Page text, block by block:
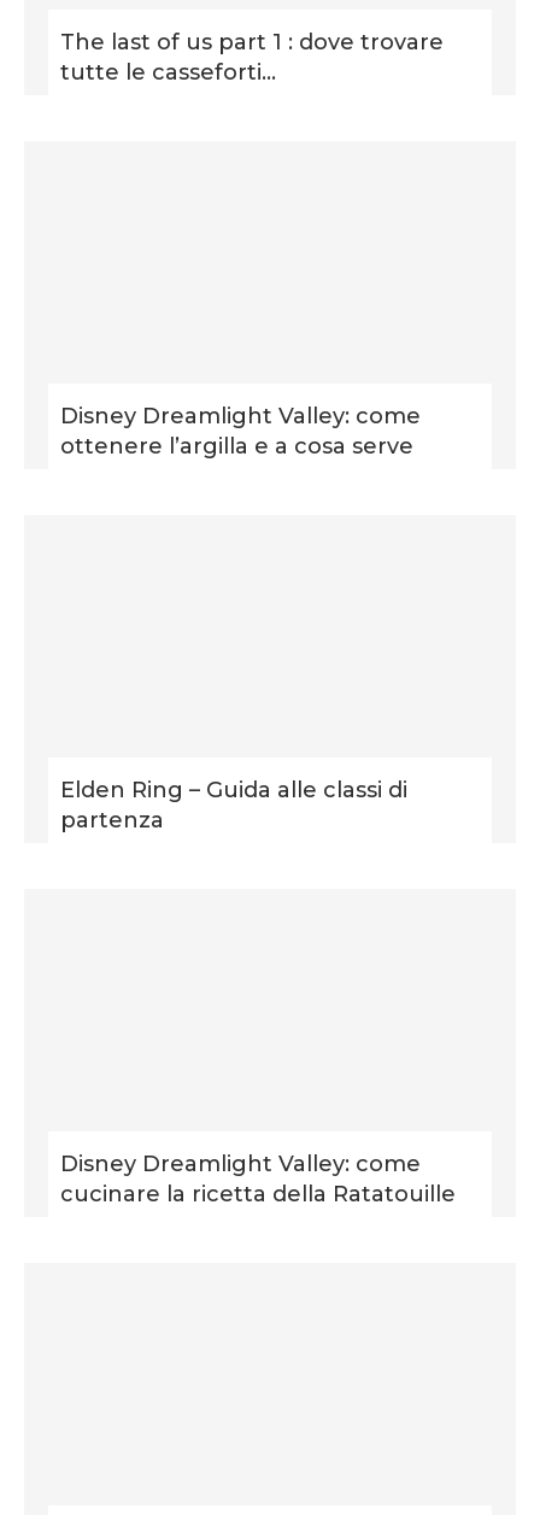
The last of us part 1 : dove trovare
tutte le casseforti...
Disney Dreamlight Valley: come
ottenere l’argilla e a cosa serve
Elden Ring – Guida alle classi di
partenza
Disney Dreamlight Valley: come
cucinare la ricetta della Ratatouille